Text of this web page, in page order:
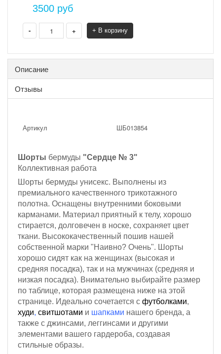
3500 руб
- + + В корзину
Описание
Отзывы
Артикул ШБ013854
Шорты бермуды "Сердце № 3"
Коллективная работа
Шорты бермуды унисекс. Выполнены из
премиального качественного трикотажного
полотна. Оснащены внутренними боковыми
карманами. Материал приятный к телу, хорошо
стирается, долговечен в носке, сохраняет цвет
ткани. Высококачественный пошив нашей
собственной марки "Наивно? Очень". Шорты
хорошо сидят как на женщинах (высокая и
средняя посадка), так и на мужчинах (средняя и
низкая посадка). Внимательно выбирайте размер
по таблице, которая размещена ниже на этой
странице. Идеально сочетается с футболками,
худи, свитшотами и шапками нашего бренда, а
также с джинсами, леггинсами и другими
элементами вашего гардероба, создавая
стильные образы.